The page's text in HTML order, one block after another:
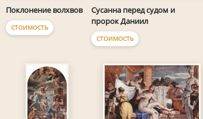
Поклонение волхвов
СТОИМОСТЬ
Сусанна перед судом и
пророк Даниил
СТОИМОСТЬ